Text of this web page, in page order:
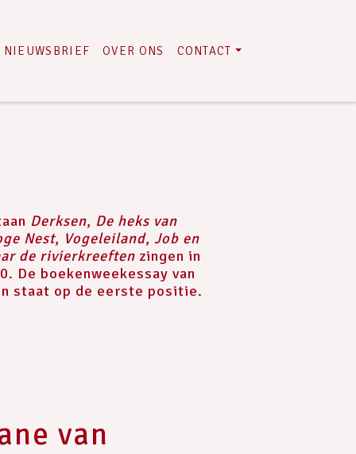
NIEUWSBRIEF OVER ONS CONTACT
Derksen, De heks van
Nest, Vogeleiland, Job en
de rivierkreeften zingen in
De boekenweekessay van
staat op de eerste positie.
van